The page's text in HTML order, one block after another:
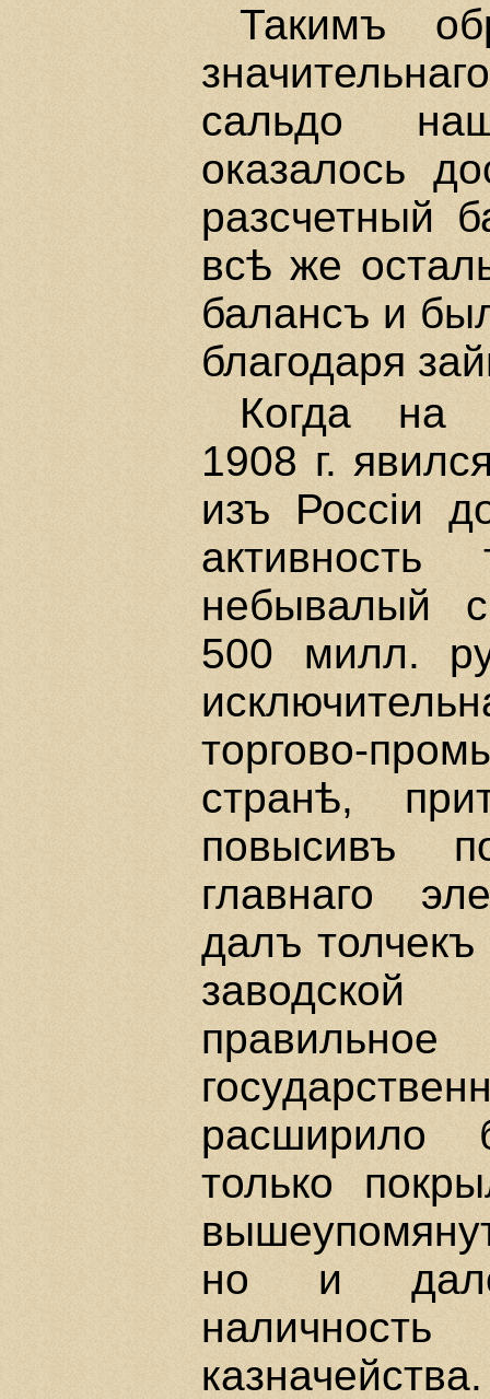
Такимъ
сальдо
оказалось
разсчетный
всѣ же
балансъ и
благодаря
Когда на
1908 г.
изъ Россiи
небывалый
500 милл.
торгово-
странѣ,
повысивъ
главнаго
далъ
расширило
только
но и дало